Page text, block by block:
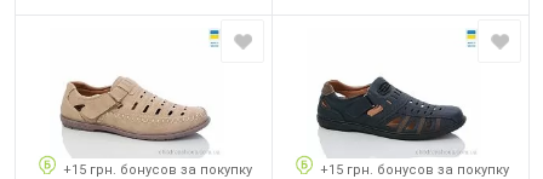
+15 грн. бонусов за покупку +15 грн. бонусов за покупку